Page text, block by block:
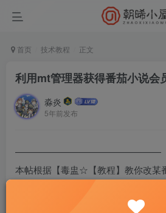
首页 技术教程 正文
利用mt管理器获得番茄小说会
淼炎
5年前发布
————————————————
本帖根据【毒盅☆【教程】教你改某
因为版本更新，里面的类名已经更
有点不友好[阴险][阴险]所以才发此帖[